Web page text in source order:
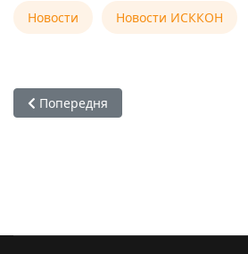
Новости Новости ИСККОН
Попередня стаття: 27 февраля
Попередня